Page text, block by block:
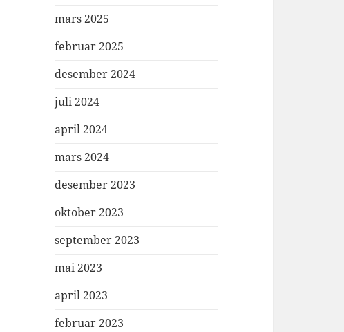
mars 2025
februar 2025
desember 2024
juli 2024
april 2024
mars 2024
desember 2023
oktober 2023
september 2023
mai 2023
april 2023
februar 2023